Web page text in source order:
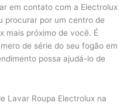
em contato com a Electrolux
procurar por um centro de
mais próximo de você. É
de série do seu fogão em
possa ajudá-lo de
Lavar Roupa Electrolux na